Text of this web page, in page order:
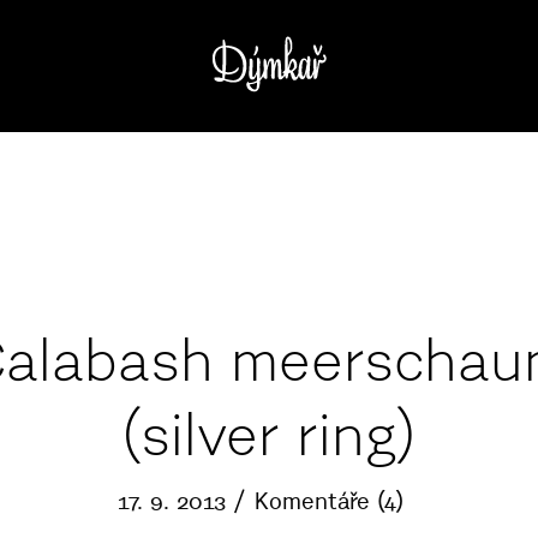
(silver ring)
17. 9. 2013 Komentáře (4)